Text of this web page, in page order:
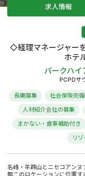
求人情報
◇経理マネージャー
ホテ
パークハ
PCPDサ
長期募集 社会保険完備
人材紹介会社の募集
まかない・食事補助付き
リ
名峰・羊蹄山とニセコアン
無二のロケーションに位置